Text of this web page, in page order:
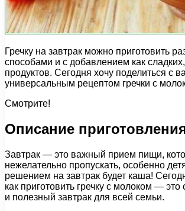
Гречку на завтрак можно приготовить
способами и с добавлением как
продуктов. Сегодня хочу поделиться с
универсальным рецептом гречки с
Смотрите!
Описание
Завтрак — это важный прием пищи,
нежелательно пропускать, особенно
решением на завтрак будет каша!
как приготовить гречку с молоком —
и полезный завтрак для всей семьи.